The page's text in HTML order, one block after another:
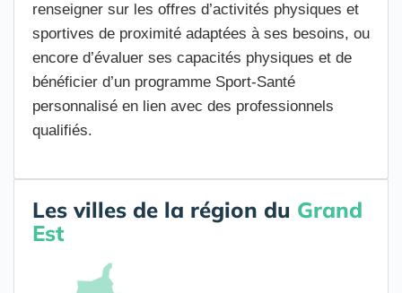
renseigner sur les offres d’activités physiques et
sportives de proximité adaptées à ses besoins, ou
encore d’évaluer ses capacités physiques et de
bénéficier d’un programme Sport-Santé
personnalisé en lien avec des professionnels
qualifiés.
Les villes de la région du Grand
Est